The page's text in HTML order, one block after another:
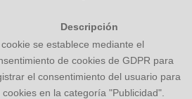
Descripción
se establece mediante el
de cookies de GDPR para
el consentimiento del usuario para
cookies en la categoría "Publicidad".